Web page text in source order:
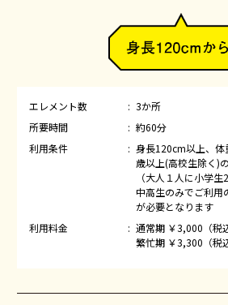
エレメント数
3か所
所要時間
約60分
利用条件
身長120cm以上、体
歳以上(高校生除く)
（大人１人に小学生
中高生のみでご利用
が必要となります
利用料金
通常期 ￥3,000（税
繁忙期 ￥3,300（税